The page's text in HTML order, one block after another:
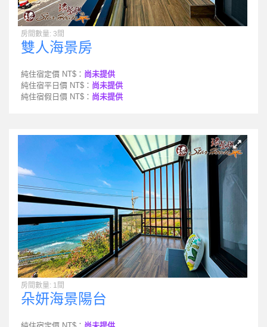
房間數量: 3間
雙人海景房
純住宿定價 NT$： 尚未提供
純住宿平日價 NT$： 尚未提供
純住宿假日價 NT$： 尚未提供
房間數量: 1間
朵妍海景陽台